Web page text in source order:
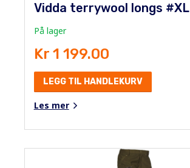
Vidda terrywool longs #XL
På lager
Kr 1 199.00
LEGG TIL HANDLEKURV
Les mer